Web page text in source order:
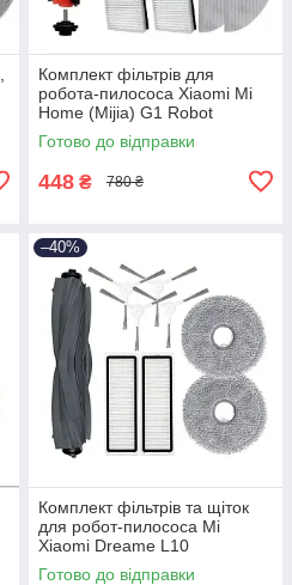
Комплект фільтрів для
робота-пилососа Xiaomi Mi
Home (Mijia) G1 Robot
Vacuum Mop Essential
MJSTG1
Готово до відправки
448 ₴ 780 ₴
–40%
Комплект фільтрів та щіток
для робот-пилососа Mi
Xiaomi Dreame L10
Prime/Ultra/L10s
Готово до відправки